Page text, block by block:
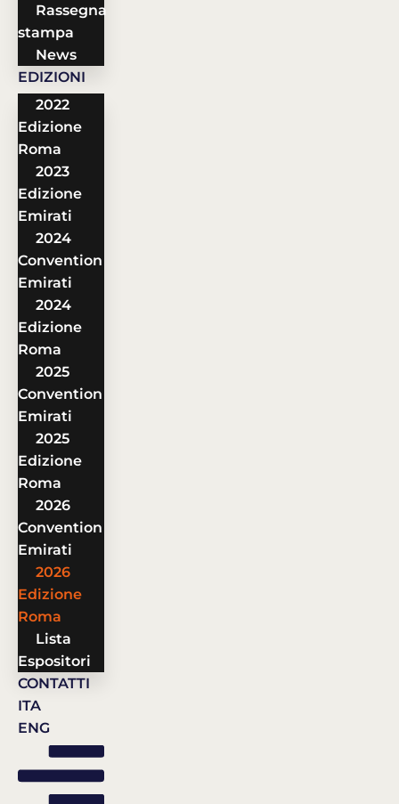
Rassegna
stampa
News
EDIZIONI
2022
Edizione
Roma
2023
Edizione
Emirati
2024
Convention
Emirati
2024
Edizione
Roma
2025
Convention
Emirati
2025
Edizione
Roma
2026
Convention
Emirati
2026
Edizione
Roma
Lista
Espositori
CONTATTI
ITA
ENG